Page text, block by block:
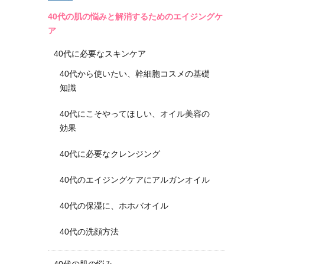
40代の肌の悩みと解消するためのエイジングケ
ア
40代に必要なスキンケア
40代から使いたい、幹細胞コスメの基礎
知識
40代にこそやってほしい、オイル美容の
効果
40代に必要なクレンジング
40代のエイジングケアにアルガンオイル
40代の保湿に、ホホバオイル
40代の洗顔方法